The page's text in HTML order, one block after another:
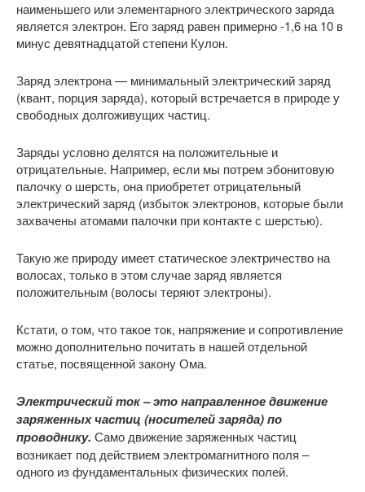
наименьшего или элементарного электрического заряда
является электрон. Его заряд равен примерно -1,6 на 10 в
минус девятнадцатой степени Кулон.
Заряд электрона — минимальный электрический заряд
(квант, порция заряда), который встречается в природе у
свободных долгоживущих частиц.
Заряды условно делятся на положительные и
отрицательные. Например, если мы потрем эбонитовую
палочку о шерсть, она приобретет отрицательный
электрический заряд (избыток электронов, которые были
захвачены атомами палочки при контакте с шерстью).
Такую же природу имеет статическое электричество на
волосах, только в этом случае заряд является
положительным (волосы теряют электроны).
Кстати, о том, что такое ток, напряжение и сопротивление
можно дополнительно почитать в нашей отдельной
статье, посвященной закону Ома.
Электрический ток – это направленное движение
заряженных частиц (носителей заряда) по
проводнику. Само движение заряженных частиц
возникает под действием электромагнитного поля –
одного из фундаментальных физических полей.